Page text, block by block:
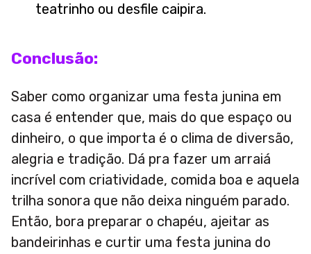
teatrinho ou desfile caipira.
Conclusão:
Saber como organizar uma festa junina em
casa é entender que, mais do que espaço ou
dinheiro, o que importa é o clima de diversão,
alegria e tradição. Dá pra fazer um arraiá
incrível com criatividade, comida boa e aquela
trilha sonora que não deixa ninguém parado.
Então, bora preparar o chapéu, ajeitar as
bandeirinhas e curtir uma festa junina do